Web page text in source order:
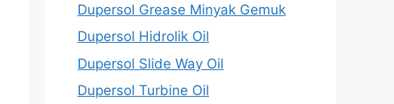
Dupersol Grease Minyak Gemuk
Dupersol Hidrolik Oil
Dupersol Slide Way Oil
Dupersol Turbine Oil